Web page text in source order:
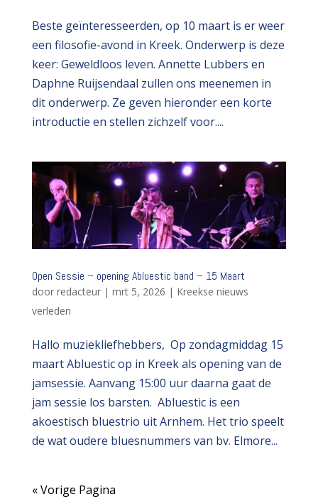
Beste geïnteresseerden, op 10 maart is er weer
een filosofie-avond in Kreek. Onderwerp is deze
keer: Geweldloos leven. Annette Lubbers en
Daphne Ruijsendaal zullen ons meenemen in
dit onderwerp. Ze geven hieronder een korte
introductie en stellen zichzelf voor....
Open Sessie – opening Abluestic band – 15 Maart
door redacteur| mrt 5, 2026 | Kreekse nieuws
verleden
Hallo muziekliefhebbers, Op zondagmiddag 15
maart Abluestic op in Kreek als opening van de
jamsessie. Aanvang 15:00 uur daarna gaat de
jam sessie los barsten. Abluestic is een
akoestisch bluestrio uit Arnhem. Het trio speelt
de wat oudere bluesnummers van bv. Elmore...
« Vorige Pagina